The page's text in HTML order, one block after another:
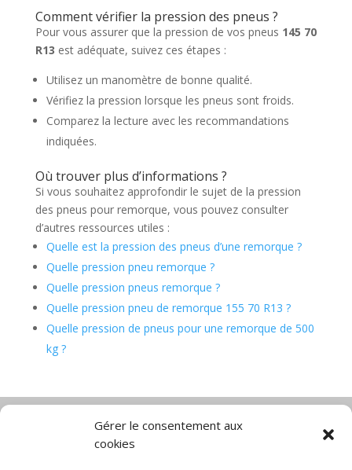
Gérer le consentement aux
cookies
Comment vérifier la pression des pneus ?
Pour vous assurer que la pression de vos pneus 145 70
R13 est adéquate, suivez ces étapes :
Utilisez un manomètre de bonne qualité.
Vérifiez la pression lorsque les pneus sont froids.
Comparez la lecture avec les recommandations
indiquées.
Où trouver plus d’informations ?
Si vous souhaitez approfondir le sujet de la pression
des pneus pour remorque, vous pouvez consulter
d’autres ressources utiles :
Quelle est la pression des pneus d’une remorque ?
Quelle pression pneu remorque ?
Quelle pression pneus remorque ?
Quelle pression pneu de remorque 155 70 R13 ?
Quelle pression de pneus pour une remorque de 500
kg ?
Diable électrique